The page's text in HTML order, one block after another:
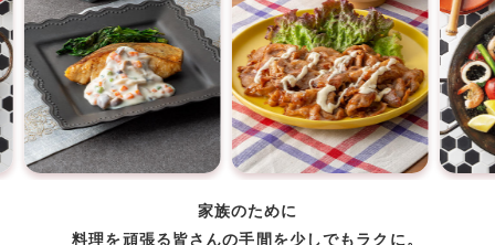
家族のために
料理を頑張る皆さんの手間を少しでもラクに。